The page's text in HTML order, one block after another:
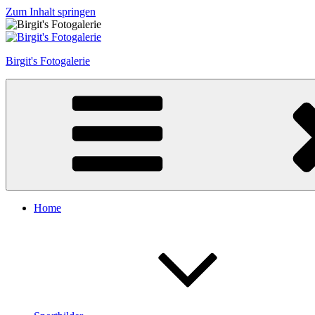
Zum Inhalt springen
Birgit's Fotogalerie
Home